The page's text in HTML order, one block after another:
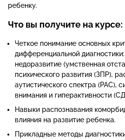
ребенку.
Что вы получите на курсе:
Четкое понимание основных
дифференциальной
недоразвитие (умственная
психического развития (ЗПР),
аутистического спектра (РАС),
внимания и гиперактивности
Навыки распознавания
влияния на развитие ребенка.
Прикладные методы